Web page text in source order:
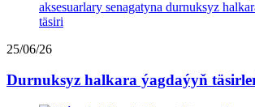
25/06/26
Durnuksyz halkara ýagdaýyň